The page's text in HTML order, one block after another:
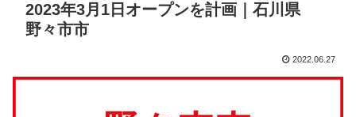
2023年3月1日オープンを計画｜石川県
野々市市
2022.06.27